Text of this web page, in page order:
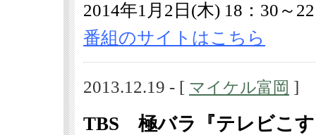
2014年1月2日(木) 18：30～
番組のサイトはこちら
2013.12.19 - [ マイケル富岡 ]
TBS 極バラ『テレビこ